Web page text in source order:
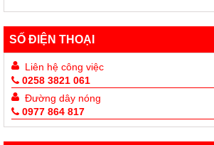
SỐ ĐIỆN THOẠI
Liên hệ công việc
0258 3821 061
Đường dây nóng
0977 864 817